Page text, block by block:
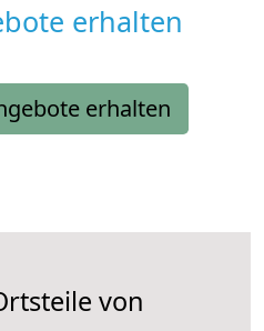
erhalten
erhalten
von